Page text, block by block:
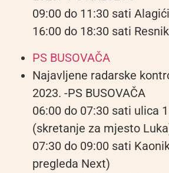
09:00 do 11:30 sati Alagići
16:00 do 18:30 sati Resnik
PS BUSOVAČA
Najavljene radarske
2023. -PS BUSOVAČA
06:00 do 07:30 sati ulica
(skretanje za mjesto
07:30 do 09:00 sati
pregleda Next)